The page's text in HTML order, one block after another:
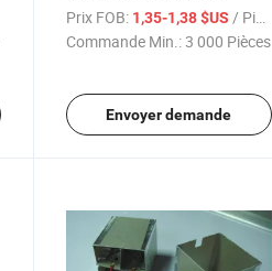
Prix FOB: 1,35-1,38 $US / Pièce
Commande Min.:3 000 Pièces
Envoyer demande